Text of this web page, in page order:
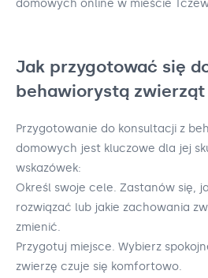
domowych online w mieście
Jak przygotować się
behawiorystą zwierząt
Przygotowanie do konsultacji z
domowych jest kluczowe dla jej
wskazówek:
Określ swoje cele. Zastanów się,
rozwiązać lub jakie zachowania
zmienić.
Przygotuj miejsce. Wybierz
zwierzę czuje się komfortowo.